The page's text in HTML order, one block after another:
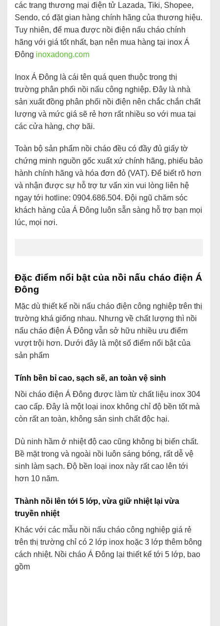
các trang thương mại điện tử Lazada, Tiki, Shopee,
Sendo, có đặt gian hàng chính hãng của thương hiệu.
Tuy nhiên, để mua được nồi điện nấu cháo chính
hãng với giá tốt nhất, bạn nên mua hàng tại inox Á
Đông inoxadong.com
Inox Á Đông là cái tên quá quen thuộc trong thị
trường phân phối nồi nấu công nghiệp. Đây là nhà
sản xuất đồng phân phối nồi điện nên chắc chắn chất
lượng và mức giá sẽ rẻ hơn rất nhiều so với mua tại
các cửa hàng, chợ bãi.
Toàn bộ sản phẩm nồi cháo đều có đầy đủ giấy tờ
chứng minh nguồn gốc xuất xứ chính hãng, phiếu bảo
hành chính hãng và hóa đơn đỏ (VAT). Để biết rõ hơn
và nhận được sự hỗ trợ tư vấn xin vui lòng liên hệ
ngay tới hotline: 0904.686.504. Đội ngũ chăm sóc
khách hàng của Á Đông luôn sẵn sàng hỗ trợ bạn mọi
lúc, mọi nơi.
Đặc điểm nổi bật của nồi nấu cháo điện Á
Đông
Mặc dù thiết kế nồi nấu cháo điện công nghiệp trên thị
trường khá giống nhau. Nhưng về chất lượng thì nồi
nấu cháo điện Á Đông vẫn sở hữu nhiều ưu điểm
vượt trội hơn. Dưới đây là một số điểm nổi bật của
sản phẩm
Tính bền bỉ cao, sạch sẽ, an toàn vệ sinh
Nồi cháo điện Á Đông được làm từ chất liệu inox 304
cao cấp. Đây là một loại inox không chỉ độ bền tốt mà
còn rất an toàn, không sản sinh chất độc hại.
Dù ninh hầm ở nhiệt độ cao cũng không bị biến chất.
Bề mặt trong và ngoài nồi luôn sáng bóng, rất dễ vệ
sinh làm sạch. Độ bền loại inox này rất cao lên tới
hơn 10 năm.
Thành nồi lên tới 5 lớp, vừa giữ nhiệt lại vừa
truyền nhiệt
Khác với các mẫu nồi nấu cháo công nghiệp giá rẻ
trên thị trường chỉ có 2 lớp inox hoặc 3 lớp thêm bông
cách nhiệt. Nồi cháo Á Đông lại thiết kế tới 5 lớp, bao
gồm